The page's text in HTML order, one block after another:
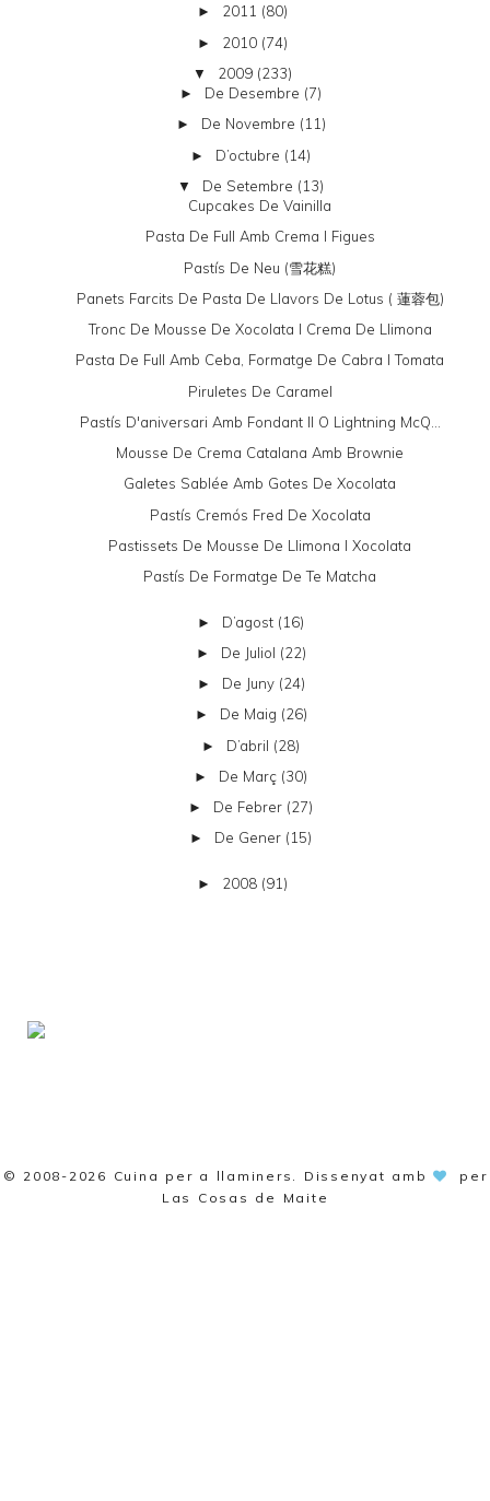
► 2011 (80)
► 2010 (74)
▼ 2009 (233)
► De Desembre (7)
► De Novembre (11)
► D’octubre (14)
▼ De Setembre (13)
Cupcakes De Vainilla
Pasta De Full Amb Crema I Figues
Pastís De Neu (雪花糕)
Panets Farcits De Pasta De Llavors De Lotus ( 蓮蓉包)
Tronc De Mousse De Xocolata I Crema De Llimona
Pasta De Full Amb Ceba, Formatge De Cabra I Tomata
Piruletes De Caramel
Pastís D'aniversari Amb Fondant II O Lightning McQ...
Mousse De Crema Catalana Amb Brownie
Galetes Sablée Amb Gotes De Xocolata
Pastís Cremós Fred De Xocolata
Pastissets De Mousse De Llimona I Xocolata
Pastís De Formatge De Te Matcha
► D’agost (16)
► De Juliol (22)
► De Juny (24)
► De Maig (26)
► D’abril (28)
► De Març (30)
► De Febrer (27)
► De Gener (15)
► 2008 (91)
© 2008-2026 Cuina per a llaminers . Dissenyat amb
per
Las Cosas de Maite